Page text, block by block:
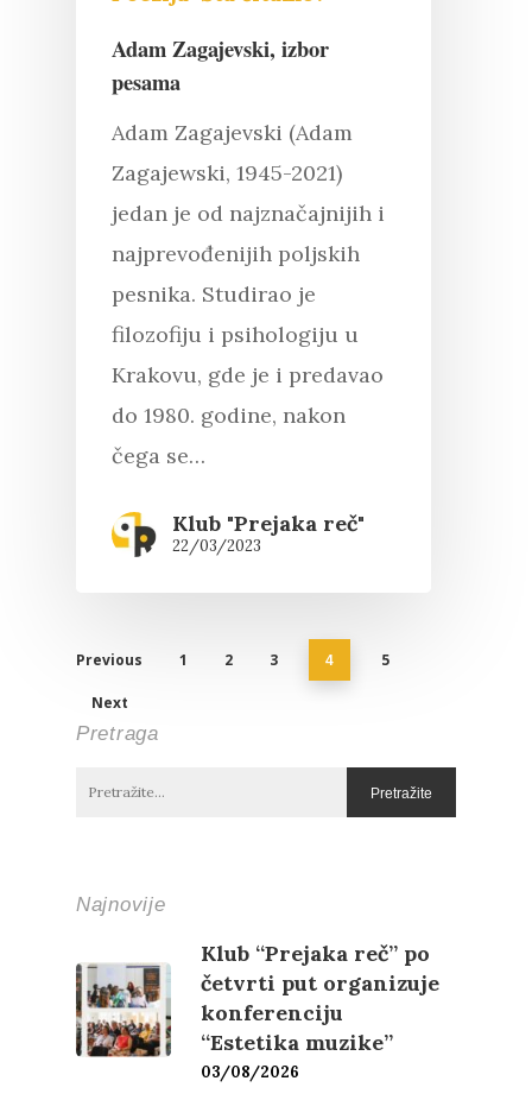
Adam Zagajevski, izbor
pesama
Adam Zagajevski (Adam
Zagajewski, 1945-2021)
jedan je od najznačajnijih i
najprevođenijih poljskih
pesnika. Studirao je
filozofiju i psihologiju u
Krakovu, gde je i predavao
do 1980. godine, nakon
čega se…
Klub "Prejaka reč"
22/03/2023
Previous 1 2 3 4 5
Next
Pretraga
Najnovije
Klub “Prejaka reč” po
četvrti put organizuje
konferenciju
“Estetika muzike”
03/08/2026